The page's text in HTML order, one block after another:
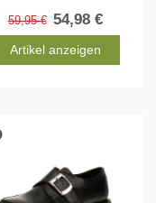
59,95 € 54,98 €
Artikel anzeigen